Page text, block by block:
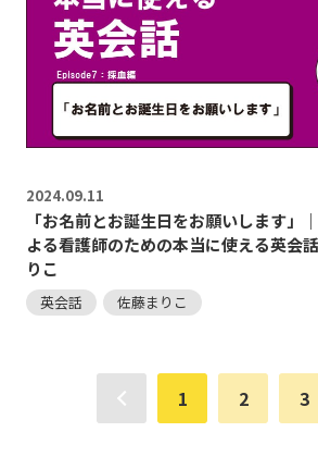
2024.09.11
「お名前とお誕生日をお願いします」
よる看護師のための本当に使える英会
りこ
英会話 佐藤まりこ
1 2 3